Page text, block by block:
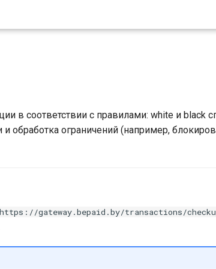
в соответствии с правилами: white и black
обработка ограничений (например,
https://gateway.bepaid.by/transactions/